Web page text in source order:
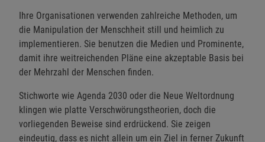
Ihre Organisationen verwenden zahlreiche Methoden, um
die Manipulation der Menschheit still und heimlich zu
implementieren. Sie benutzen die Medien und Prominente,
damit ihre weitreichenden Pläne eine akzeptable Basis bei
der Mehrzahl der Menschen finden.
Stichworte wie Agenda 2030 oder die Neue Weltordnung
klingen wie platte Verschwörungstheorien, doch die
vorliegenden Beweise sind erdrückend. Sie zeigen
eindeutig, dass es nicht allein um ein Ziel in ferner Zukunft